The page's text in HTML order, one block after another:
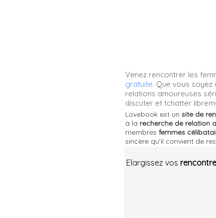
Venez rencontrer les
gratuite. Que vous
relations amoureuses
discuter et tchatter
Lovebook est un site de
à la recherche de relation
membres femmes
sincère qu'il convient de
Elargissez vos